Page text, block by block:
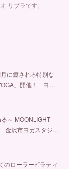
リブラです。
に癒される特別な
」開催！ ヨ…
～ MOONLIGHT
金沢市ヨガスタジ…
のローラーピラティ